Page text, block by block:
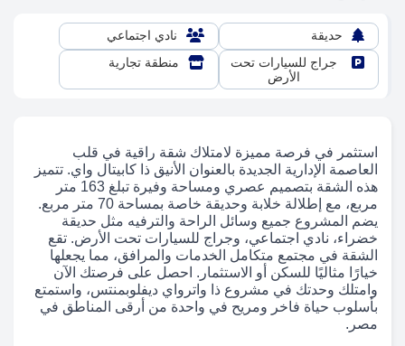
حديقة
نادي اجتماعي
جراج للسيارات تحت
الأرض
منطقة تجارية
استثمر في فرصة مميزة لامتلاك شقة راقية في قلب
العاصمة الإدارية الجديدة بالعنوان الأنيق ذا كابيتال واي. تتميز
هذه الشقة بتصميم عصري ومساحة وفيرة تبلغ 163 متر
مربع، مع إطلالة خلابة وحديقة خاصة بمساحة 70 متر مربع.
يضم المشروع جميع وسائل الراحة والترفيه مثل حديقة
خضراء، نادي اجتماعي، وجراج للسيارات تحت الأرض. تقع
الشقة في مجتمع متكامل الخدمات والمرافق، مما يجعلها
خيارًا مثاليًا للسكن أو الاستثمار. احصل على فرصتك الآن
وامتلك وحدتك في مشروع ذا واترواي ديفلوبمنتس، واستمتع
بأسلوب حياة فاخر ومريح في واحدة من أرقى المناطق في
مصر.